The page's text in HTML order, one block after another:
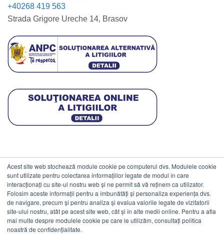
Acest site web stochează module cookie pe computerul dvs. Modulele cookie
sunt utilizate pentru colectarea informațiilor legate de modul în care
interacționați cu site-ul nostru web și ne permit să vă reținem ca utilizator.
Folosim aceste informații pentru a îmbunătăți și personaliza experiența dvs.
de navigare, precum și pentru analiza și evalua valorile legate de vizitatorii
site-ului nostru, atât pe acest site web, cât și în alte medii online. Pentru a afla
mai multe despre modulele cookie pe care le utilizăm, consultați politica
noastră de confidențialitate.
+40268 419 563
Strada Grigore Ureche 14, Brasov
DATE COMERCIALE
ESTICO S.R.L.
CIF: RO1094402.
Reg.Com: J08/469/1991.